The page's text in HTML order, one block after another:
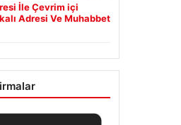
İle Çevrim içi
Adresi Ve Muhabbet